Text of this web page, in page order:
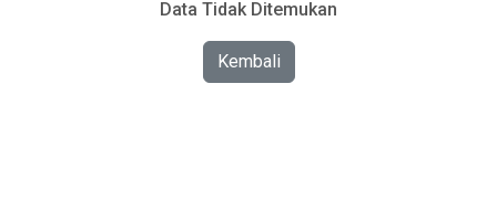
Data Tidak Ditemukan
Kembali